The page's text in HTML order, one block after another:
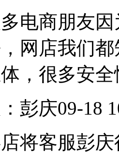
电商朋友
网店我们
，很多安
彭庆09-18
将客服彭